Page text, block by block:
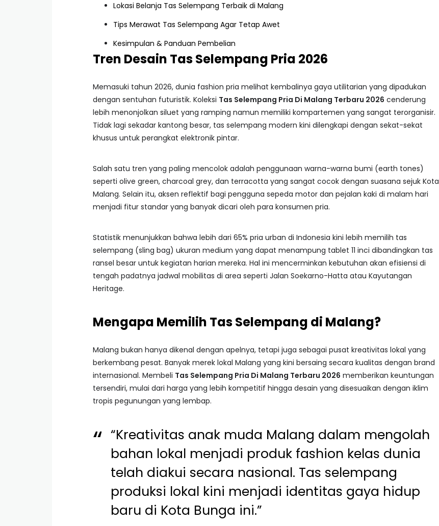
Lokasi Belanja Tas Selempang Terbaik di Malang
Tips Merawat Tas Selempang Agar Tetap Awet
Kesimpulan & Panduan Pembelian
Tren Desain Tas Selempang Pria 2026
Memasuki tahun 2026, dunia fashion pria melihat kembalinya gaya utilitarian yang dipadukan
dengan sentuhan futuristik. Koleksi Tas Selempang Pria Di Malang Terbaru 2026 cenderung
lebih menonjolkan siluet yang ramping namun memiliki kompartemen yang sangat terorganisir.
Tidak lagi sekadar kantong besar, tas selempang modern kini dilengkapi dengan sekat-sekat
khusus untuk perangkat elektronik pintar.
Salah satu tren yang paling mencolok adalah penggunaan warna-warna bumi (earth tones)
seperti olive green, charcoal grey, dan terracotta yang sangat cocok dengan suasana sejuk Kota
Malang. Selain itu, aksen reflektif bagi pengguna sepeda motor dan pejalan kaki di malam hari
menjadi fitur standar yang banyak dicari oleh para konsumen pria.
Statistik menunjukkan bahwa lebih dari 65% pria urban di Indonesia kini lebih memilih tas
selempang (sling bag) ukuran medium yang dapat menampung tablet 11 inci dibandingkan tas
ransel besar untuk kegiatan harian mereka. Hal ini mencerminkan kebutuhan akan efisiensi di
tengah padatnya jadwal mobilitas di area seperti Jalan Soekarno-Hatta atau Kayutangan
Heritage.
Mengapa Memilih Tas Selempang di Malang?
Malang bukan hanya dikenal dengan apelnya, tetapi juga sebagai pusat kreativitas lokal yang
berkembang pesat. Banyak merek lokal Malang yang kini bersaing secara kualitas dengan brand
internasional. Membeli Tas Selempang Pria Di Malang Terbaru 2026 memberikan keuntungan
tersendiri, mulai dari harga yang lebih kompetitif hingga desain yang disesuaikan dengan iklim
tropis pegunungan yang lembap.
“Kreativitas anak muda Malang dalam mengolah
bahan lokal menjadi produk fashion kelas dunia
telah diakui secara nasional. Tas selempang
produksi lokal kini menjadi identitas gaya hidup
baru di Kota Bunga ini.”